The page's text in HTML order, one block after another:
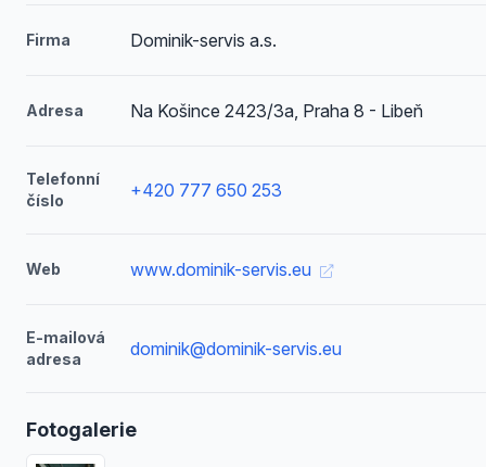
Firma Dominik-servis a.s.
Adresa Na Košince 2423/3a, Praha 8 - Libeň
Telefonní
číslo
+420 777 650 253
Web www.dominik-servis.eu
E-mailová
adresa
dominik@dominik-servis.eu
Fotogalerie